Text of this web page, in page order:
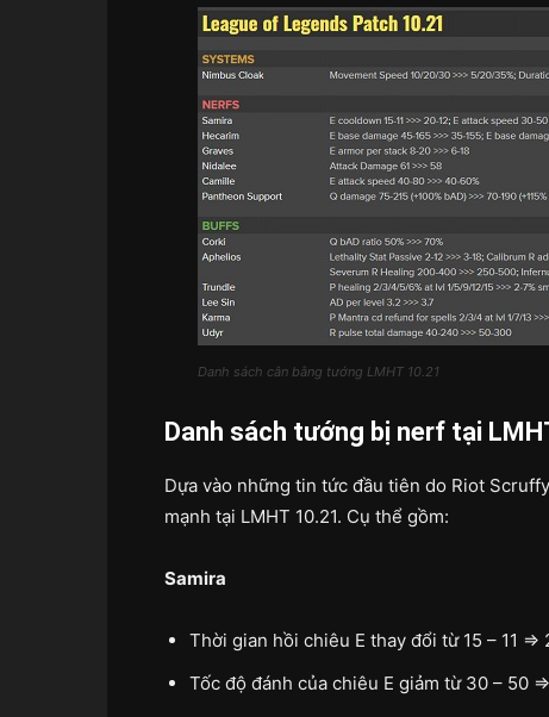
Danh sách cân bằng tướng LMHT 10.21
Danh sách tướng bị nerf tại
Dựa vào những tin tức đầu tiên do Riot
mạnh tại LMHT 10.21. Cụ thể gồm:
Samira
Thời gian hồi chiêu E thay đổi từ 15 – 11 =>
Tốc độ đánh của chiêu E giảm từ 30 – 50